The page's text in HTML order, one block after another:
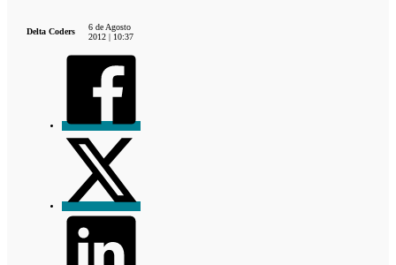
Delta Coders
6 de Agosto
2012 | 10:37